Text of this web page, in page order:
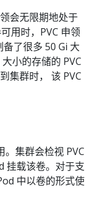
会无限期地处于
用时，PVC 申领
了很多 50 Gi 大
小的存储的 PVC
集群时， 该 PVC
。集群会检视 PVC
挂载该卷。对于支
中以卷的形式使